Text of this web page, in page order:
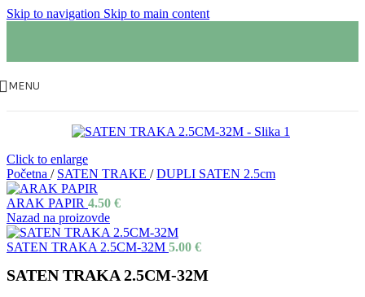
Skip to navigation Skip to main content
MENU
Click to enlarge
Početna / SATEN TRAKE / DUPLI SATEN 2.5cm
ARAK PAPIR 4.50 €
Nazad na proizovde
SATEN TRAKA 2.5CM-32M 5.00 €
SATEN TRAKA 2.5CM-32M